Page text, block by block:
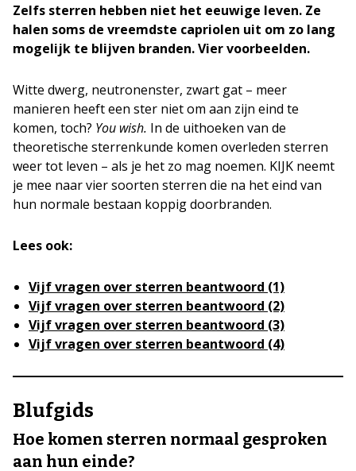
Zelfs sterren hebben niet het eeuwige leven. Ze
halen soms de vreemdste capriolen uit om zo lang
mogelijk te blijven branden. Vier voorbeelden.
Witte dwerg, neutronenster, zwart gat – meer
manieren heeft een ster niet om aan zijn eind te
komen, toch? You wish. In de uithoeken van de
theoretische sterrenkunde komen overleden sterren
weer tot leven – als je het zo mag noemen. KIJK neemt
je mee naar vier soorten sterren die na het eind van
hun normale bestaan koppig doorbranden.
Lees ook:
Vijf vragen over sterren beantwoord (1)
Vijf vragen over sterren beantwoord (2)
Vijf vragen over sterren beantwoord (3)
Vijf vragen over sterren beantwoord (4)
Blufgids
Hoe komen sterren normaal gesproken
aan hun einde?